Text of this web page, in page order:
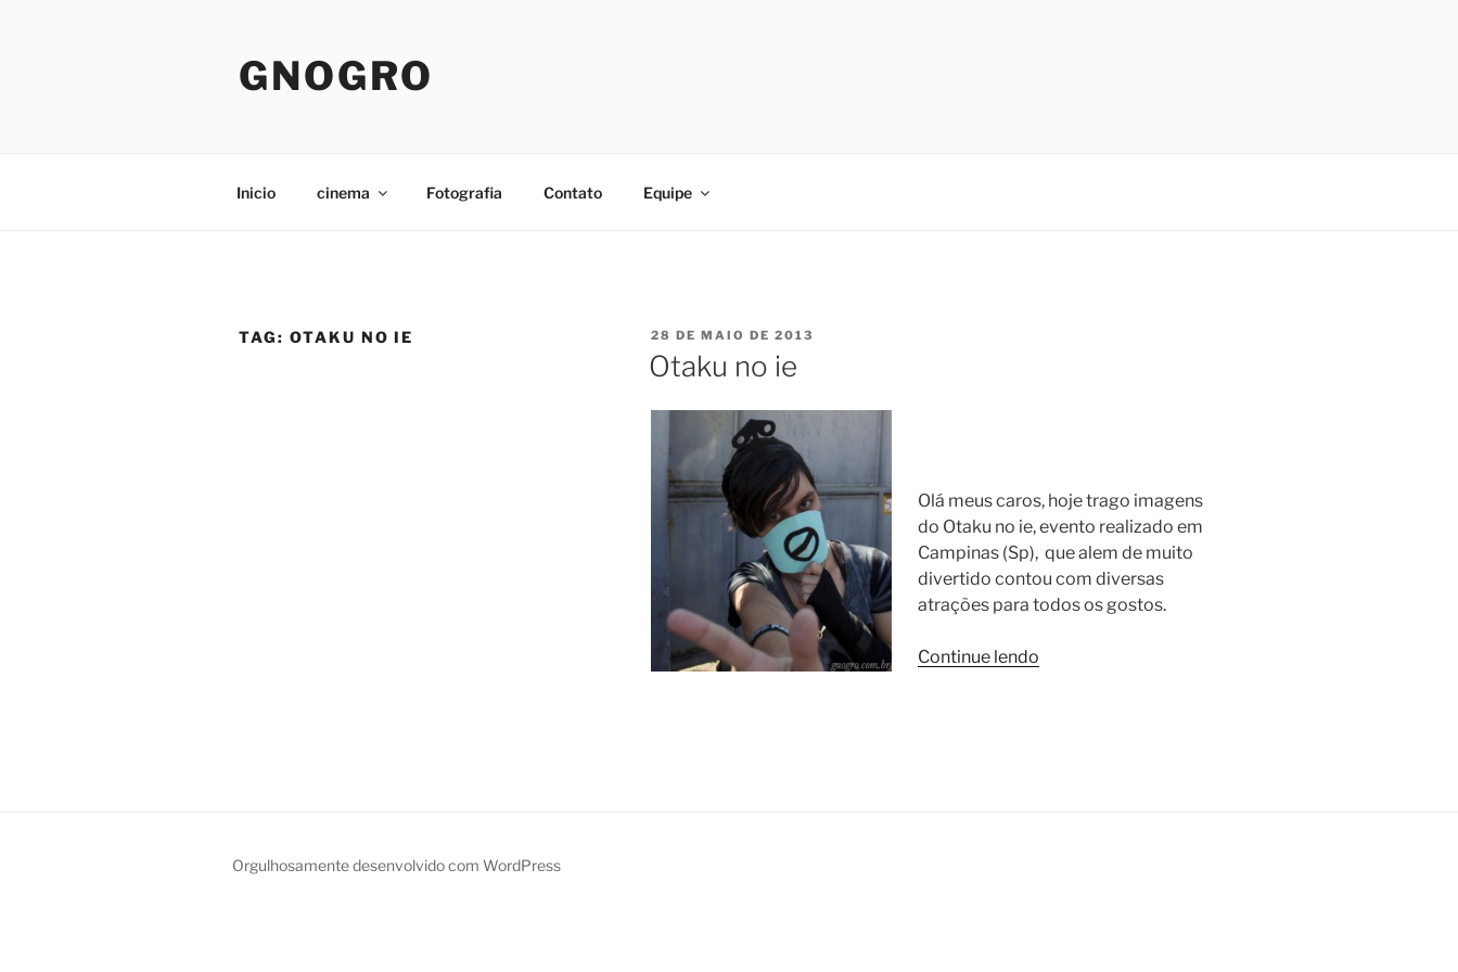
GNOGRO
Inicio cinema Fotografia Contato Equipe
TAG: OTAKU NO IE
PUBLICADO
EM
28 DE MAIO DE 2013
Otaku no ie
Olá meus caros, hoje trago imagens
do Otaku no ie, evento realizado em
Campinas (Sp), que alem de muito
divertido contou com diversas
atrações para todos os gostos.
Continue lendo“Otaku
Orgulhosamente desenvolvido com WordPress